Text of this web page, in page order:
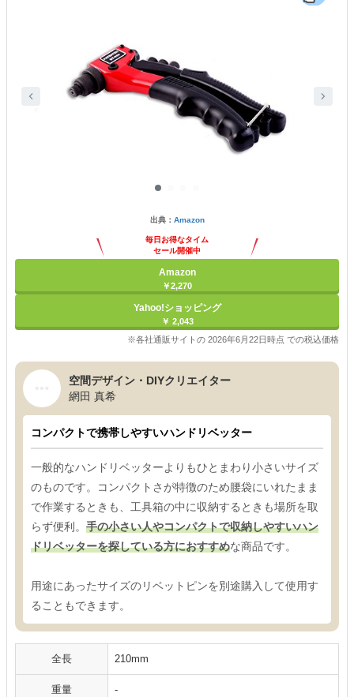
出典： Amazon
毎日お得なタイム
セール開催中
Amazon
￥2,270
Yahoo!ショッピング
￥ 2,043
※各社通販サイトの 2026年6月22日時点 での税込価格
空間デザイン・DIYクリエイター
網田 真希
コンパクトで携帯しやすいハンドリベッター
一般的なハンドリベッターよりもひとまわり小さいサイズ
のものです。コンパクトさが特徴のため腰袋にいれたまま
で作業するときも、工具箱の中に収納するときも場所を取
らず便利。 手の小さい人やコンパクトで収納しやすいハン
ドリベッターを探している方におすすめな商品です。
用途にあったサイズのリベットピンを別途購入して使用す
ることもできます。
全長 210mm
重量 -